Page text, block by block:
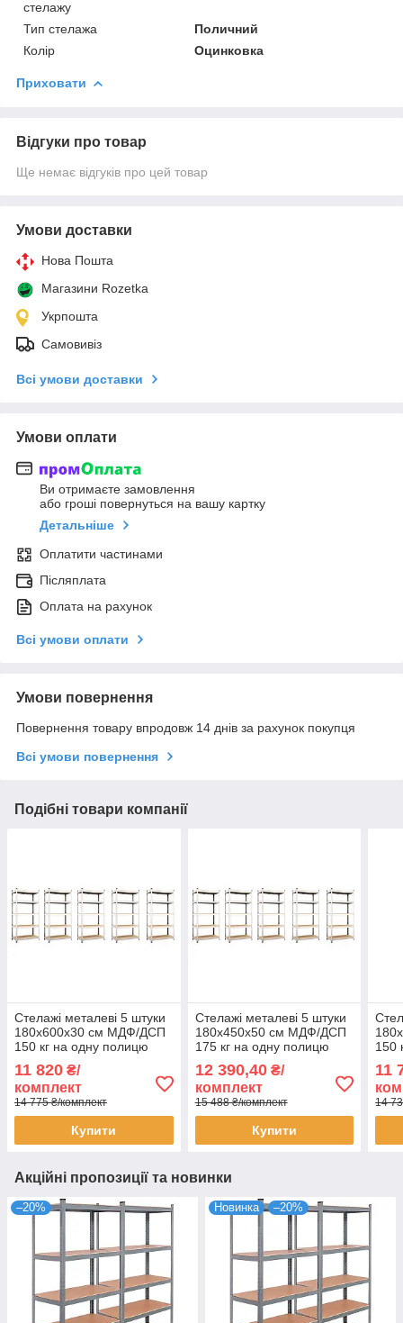
стелажу
Тип стелажа
Поличний
Колір
Оцинковка
Приховати
Відгуки про товар
Ще немає відгуків про цей товар
Умови доставки
Нова Пошта
Магазини Rozetka
Укрпошта
Самовивіз
Всі умови доставки
Умови оплати
Ви отримаєте замовлення
або гроші повернуться на вашу картку
Детальніше
Оплатити частинами
Післяплата
Оплата на рахунок
Всі умови оплати
Умови повернення
Повернення товару впродовж 14 днів за рахунок покупця
Всі умови повернення
Подібні товари компанії
Стелажі металеві 5 штуки
180х600х30 см МДФ/ДСП
150 кг на одну полицю
комплект
11 820 ₴/
комплект
14 775 ₴/комплект
Купити
Стелажі металеві 5 штуки
180х450х50 см МДФ/ДСП
175 кг на одну полицю
комплект
12 390,40₴/
комплект
15 488 ₴/комплект
Купити
150
11
14
Акційні пропозиції та новинки
–20% Новинка –20%